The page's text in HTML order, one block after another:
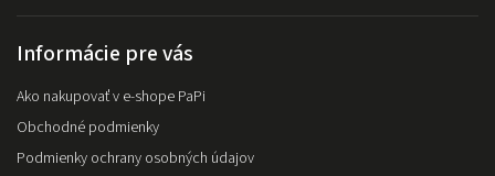
Informácie pre vás
Ako nakupovať v e-shope PaPi
Obchodné podmienky
Podmienky ochrany osobných údajov